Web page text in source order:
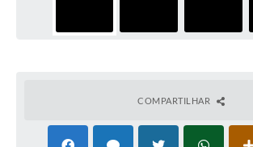
COMPARTILHAR